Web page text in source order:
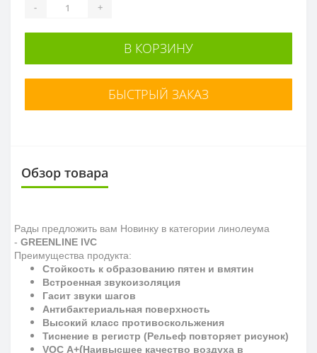
- +
В КОРЗИНУ
БЫСТРЫЙ ЗАКАЗ
Обзор товара
Рады предложить вам Новинку в категории линолеума
- GREENLINE IVC
Преимущества продукта:
Стойкость к образованию пятен и вмятин
Встроенная звукоизоляция
Гасит звуки шагов
Антибактериальная поверхность
Высокий класс противоскольжения
Тиснение в регистр (Рельеф повторяет рисунок)
VOC A+(Наивысшее качество воздуха в